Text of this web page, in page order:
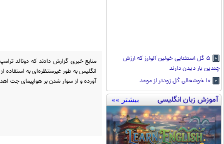
۵ گل استثنایی خولین آلوارز که ارزش
چندین بار دیدن دارند
آموزش زبان انگلیسی بیشتر »»
منابع خبری گزارش دادند که دونالد
انگلیس به طور غیرمنتظره‌ای به
آورده و از سوار شدن بر هواپیمای جت